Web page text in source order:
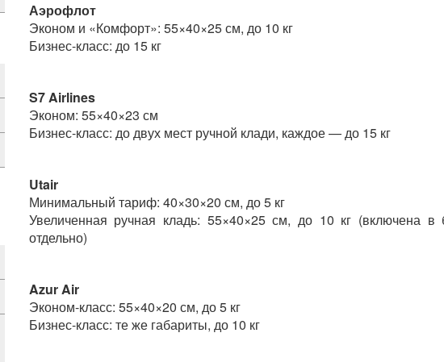
Аэрофлот
Эконом и «Комфорт»: 55×40×25 см, до 10 кг
Бизнес-класс: до 15 кг
S7 Airlines
Эконом: 55×40×23 см
Бизнес-класс: до двух мест ручной клади, каждое — до 15 кг
Utair
Минимальный тариф: 40×30×20 см, до 5 кг
Увеличенная ручная кладь: 55×40×25 см, до 10 кг (включена в
отдельно)
Azur Air
Эконом-класс: 55×40×20 см, до 5 кг
Бизнес-класс: те же габариты, до 10 кг